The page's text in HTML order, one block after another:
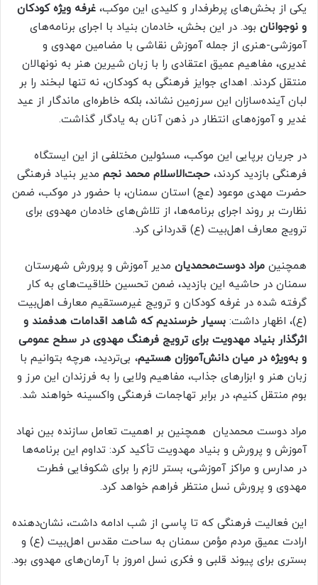
یکی از بخش‌های پرطرفدار و کلیدی این موکب، غرفه ویژه کودکان
و نوجوانان بود. در این بخش، خادمان بنیاد با اجرای برنامه‌های
آموزشی-هنری از جمله آموزش نقاشی با مضامین مهدوی و
غدیری، مفاهیم عمیق اعتقادی را با زبان شیرین هنر به نونهالان
منتقل کردند. اهدای جوایز فرهنگی به کودکان، نه تنها لبخند را بر
لبان آینده‌سازان این سرزمین نشاند، بلکه خاطره‌ای ماندگار از عید
غدیر و آموزه‌های انتظار در ذهن آنان به یادگار گذاشت.
در جریان برپایی این موکب، مسئولین مختلفی از این ایستگاه
فرهنگی بازدید کردند، حجت‌الاسلام محمد نجم مدیر بنیاد فرهنگی
حضرت مهدی موعود (عج) استان سمنان، با حضور در موکب، ضمن
نظارت بر روند اجرای برنامه‌ها، از تلاش‌های خادمان مهدوی برای
ترویج معارف اهل‌بیت (ع) قدردانی کرد.
همچنین مراد دوست‌محمدیان مدیر آموزش و پرورش شهرستان
سمنان در حاشیه این بازدید، ضمن تحسین خلاقیت‌های به کار
گرفته شده در غرفه کودکان و ترویج غیرمستقیم معارف اهل‌بیت
(ع)، اظهار داشت: بسیار خرسندیم که شاهد اقدامات هدفمند و
اثرگذار بنیاد مهدویت برای ترویج فرهنگ مهدوی در سطح عمومی
و به‌ویژه در میان دانش‌آموزان هستیم، بی‌تردید، هرچه بتوانیم با
زبان هنر و ابزارهای جذاب، مفاهیم ولایی را به فرزندان این مرز و
بوم منتقل کنیم، در برابر تهاجمات فرهنگی واکسینه خواهند شد.
مراد دوست محمدیان همچنین بر اهمیت تعامل سازنده بین نهاد
آموزش و پرورش و بنیاد مهدویت تأکید کرد: تداوم این برنامه‌ها
در مدارس و مراکز آموزشی، بستر لازم را برای شکوفایی فطرت
مهدوی و پرورش نسل منتظر فراهم خواهد کرد.
این فعالیت فرهنگی که تا پاسی از شب ادامه داشت، نشان‌دهنده
ارادت عمیق مردم مؤمن سمنان به ساحت مقدس اهل‌بیت (ع) و
بستری برای پیوند قلبی و فکری نسل امروز با آرمان‌های مهدوی بود.